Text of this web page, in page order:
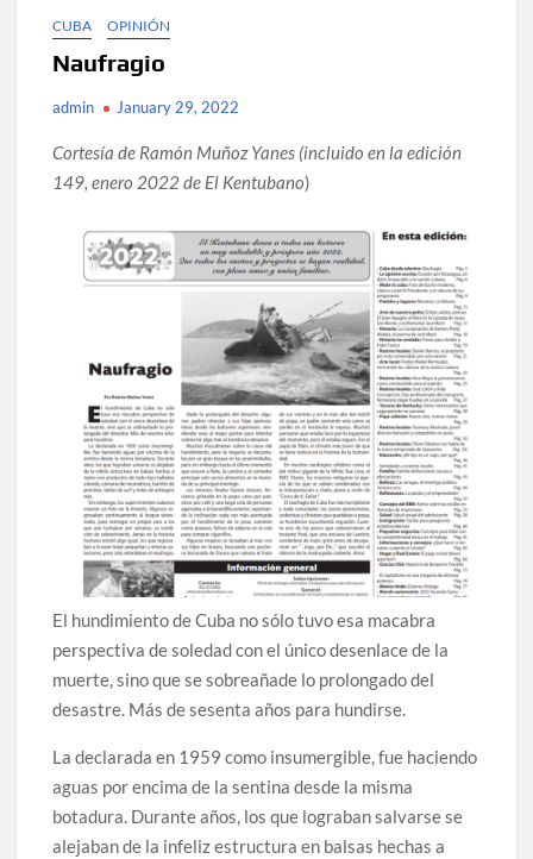
CUBA OPINIÓN
Naufragio
admin January 29, 2022
Cortesía de Ramón Muñoz Yanes (incluido en la edición
149, enero 2022 de El Kentubano)
El hundimiento de Cuba no sólo tuvo esa macabra
perspectiva de soledad con el único desenlace de la
muerte, sino que se sobreañade lo prolongado del
desastre. Más de sesenta años para hundirse.
La declarada en 1959 como insumergible, fue haciendo
aguas por encima de la sentina desde la misma
botadura. Durante años, los que lograban salvarse se
alejaban de la infeliz estructura en balsas hechas a